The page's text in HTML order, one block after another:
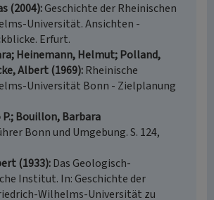
(2004) Geschichte der Rheinischen
Universität. Ansichten -
Erfurt.
Heinemann, Helmut; Polland,
Albert (1969) Rheinische
Universität Bonn - Zielplanung
Bouillon, Barbara
Bonn und Umgebung. S. 124,
(1933) Das Geologisch-
Institut. In: Geschichte der
Wilhelms-Universität zu